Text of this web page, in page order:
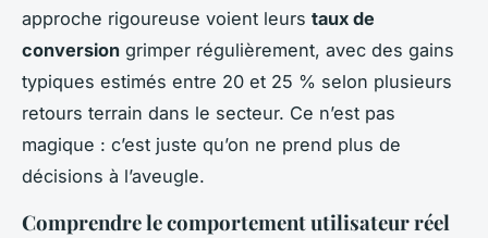
approche rigoureuse voient leurs taux de
conversion grimper régulièrement, avec des gains
typiques estimés entre 20 et 25 % selon plusieurs
retours terrain dans le secteur. Ce n’est pas
magique : c’est juste qu’on ne prend plus de
décisions à l’aveugle.
Comprendre le comportement utilisateur réel